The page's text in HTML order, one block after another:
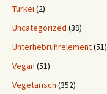
Türkei (2)
Uncategorized (39)
Unterhebrührelement(51)
Vegan (51)
Vegetarisch (352)